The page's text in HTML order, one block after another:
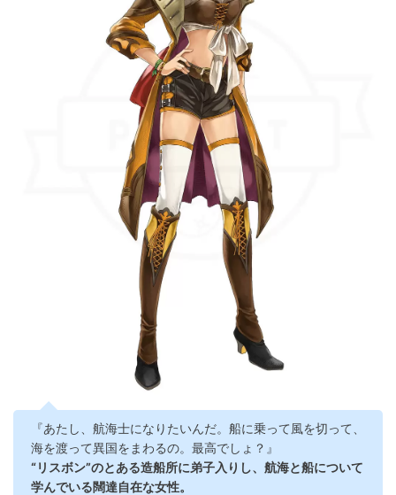
『あたし、航海士になりたいんだ。船に乗って風を切って、
海を渡って異国をまわるの。最高でしょ？』
“リスボン”のとある造船所に弟子入りし、航海と船について
学んでいる闊達自在な女性。